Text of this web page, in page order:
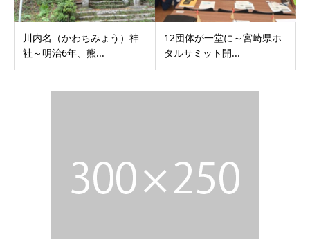
川内名（かわちみょう）神
社～明治6年、熊...
12団体が一堂に～宮崎県ホ
タルサミット開...